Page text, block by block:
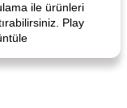
ile ürünleri
Play